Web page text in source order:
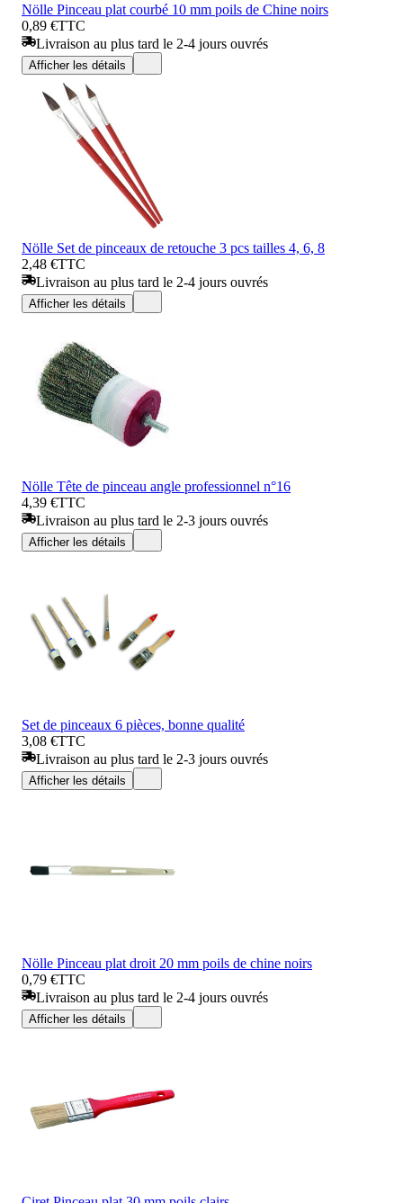
Nölle Pinceau plat courbé 10 mm poils de Chine noirs
0,89 €TTC
Livraison au plus tard le 2-4 jours ouvrés
Afficher les détails
Nölle Set de pinceaux de retouche 3 pcs tailles 4, 6, 8
2,48 €TTC
Livraison au plus tard le 2-4 jours ouvrés
Afficher les détails
Nölle Tête de pinceau angle professionnel n°16
4,39 €TTC
Livraison au plus tard le 2-3 jours ouvrés
Afficher les détails
Set de pinceaux 6 pièces, bonne qualité
3,08 €TTC
Livraison au plus tard le 2-3 jours ouvrés
Afficher les détails
Nölle Pinceau plat droit 20 mm poils de chine noirs
0,79 €TTC
Livraison au plus tard le 2-4 jours ouvrés
Afficher les détails